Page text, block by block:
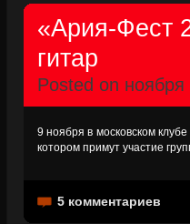
«Ария-Фест
гитар
Posted on
9 ноября в московском
котором примут участие
5 комментариев